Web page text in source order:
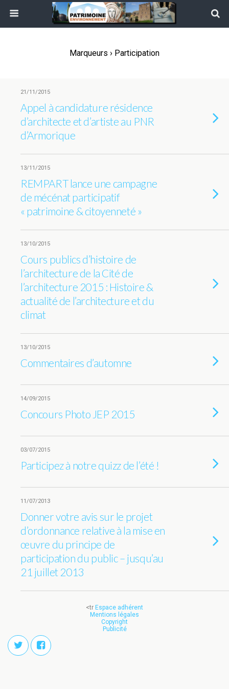
Marqueurs › Participation
21/11/2015
Appel à candidature résidence
d’architecte et d’artiste au PNR
d’Armorique
13/11/2015
REMPART lance une campagne
de mécénat participatif
« patrimoine & citoyenneté »
13/10/2015
Cours publics d’histoire de
l’architecture de la Cité de
l’architecture 2015 : Histoire &
actualité de l’architecture et du
climat
13/10/2015
Commentaires d’automne
14/09/2015
Concours Photo JEP 2015
03/07/2015
Participez à notre quizz de l’été !
11/07/2013
Donner votre avis sur le projet
d’ordonnance relative à la mise en
œuvre du principe de
participation du public – jusqu’au
21 juillet 2013
<tr Espace adhérent
Mentions légales
Copyright
Publicité